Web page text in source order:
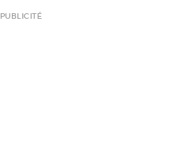
PUBLICITÉ